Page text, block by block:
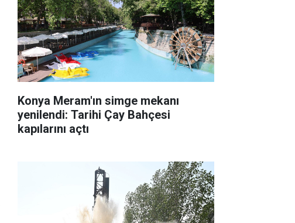
Konya Meram'ın simge mekanı
yenilendi: Tarihi Çay Bahçesi
kapılarını açtı